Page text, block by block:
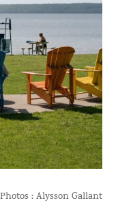
Photos : Alysson Gallant